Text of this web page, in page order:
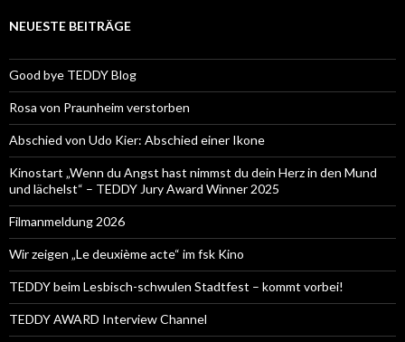
NEUESTE BEITRÄGE
Good bye TEDDY Blog
Rosa von Praunheim verstorben
Abschied von Udo Kier: Abschied einer Ikone
Kinostart „Wenn du Angst hast nimmst du dein Herz in den Mund
und lächelst“ – TEDDY Jury Award Winner 2025
Filmanmeldung 2026
Wir zeigen „Le deuxième acte“ im fsk Kino
TEDDY beim Lesbisch-schwulen Stadtfest – kommt vorbei!
TEDDY AWARD Interview Channel